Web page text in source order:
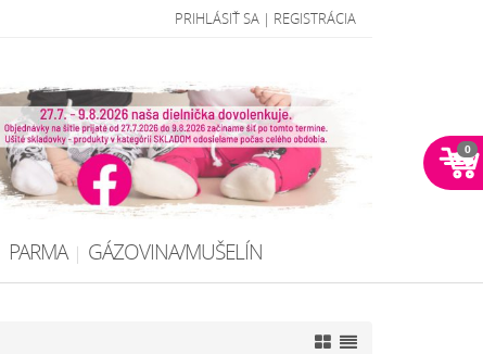
PRIHLÁSIŤ SA | REGISTRÁCIA
0
PARMA GÁZOVINA/MUŠELÍN